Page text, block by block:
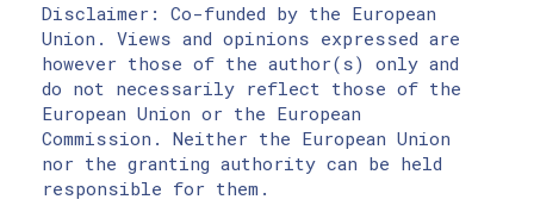
Disclaimer: Co-funded by the European
Union. Views and opinions expressed are
however those of the author(s) only and
do not necessarily reflect those of the
European Union or the European
Commission. Neither the European Union
nor the granting authority can be held
responsible for them.